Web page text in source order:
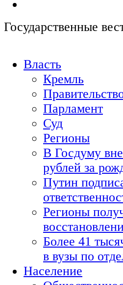
Государственные
Власть
Кремль
Парламент
Суд
Регионы
В Госдуму
рублей за
Путин
Регионы
Более 41
в вузы по
Население